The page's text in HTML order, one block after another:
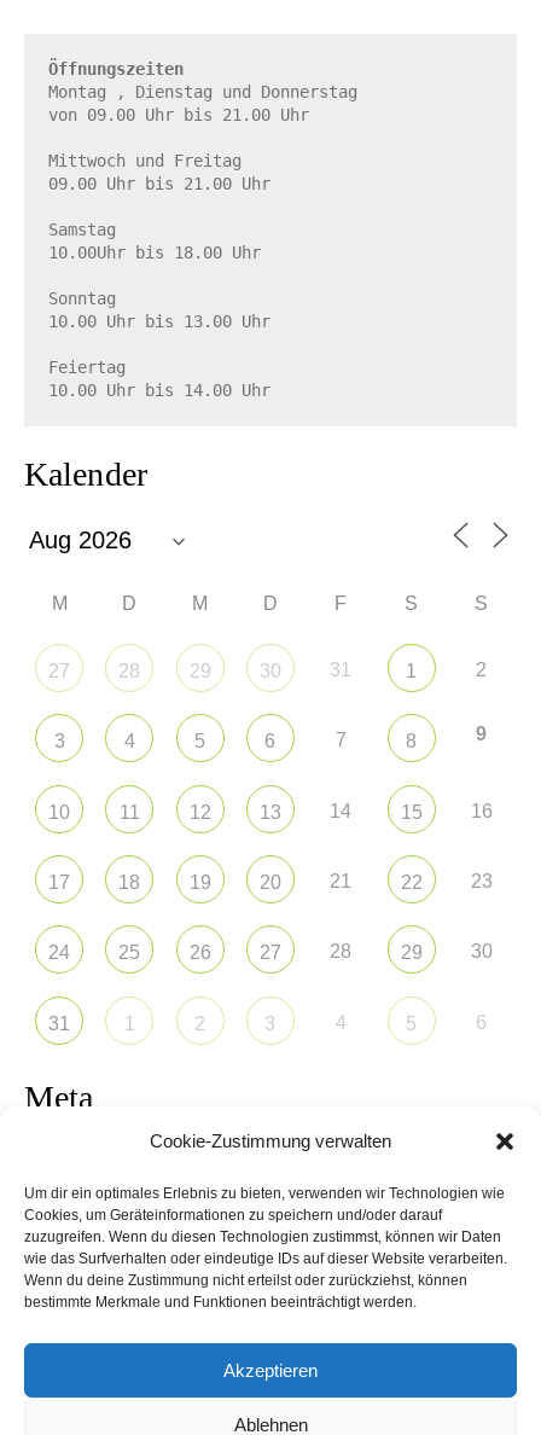
Cookie-Zustimmung verwalten
Um dir ein optimales Erlebnis zu bieten, verwenden wir Technologien wie
Cookies, um Geräteinformationen zu speichern und/oder darauf
zuzugreifen. Wenn du diesen Technologien zustimmst, können wir Daten
wie das Surfverhalten oder eindeutige IDs auf dieser Website verarbeiten.
Wenn du deine Zustimmung nicht erteilst oder zurückziehst, können
bestimmte Merkmale und Funktionen beeinträchtigt werden.
Akzeptieren
Ablehnen
Öffnungszeiten
Montag , Dienstag und Donnerstag
von 09.00 Uhr bis 21.00 Uhr
Mittwoch und Freitag
09.00 Uhr bis 21.00 Uhr
Samstag
10.00Uhr bis 18.00 Uhr
Sonntag
10.00 Uhr bis 13.00 Uhr
Feiertag
10.00 Uhr bis 14.00 Uhr
Kalender
M D M D F S S
27 28 29 30 31 1 2
3 4 5 6 7 8 9
10 11 12 13 14 15 16
17 18 19 20 21 22 23
24 25 26 27 28 29 30
31 1 2 3 4 5 6
Meta
Eintrags-Feed
Kommentar-Feed
WordPress.org